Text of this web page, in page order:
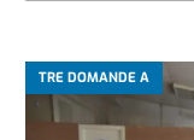
TRE DOMANDE A